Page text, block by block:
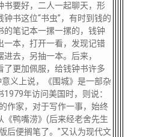
书要好，二人一起聊天，形
书这位“书虫”，有时到钱的
的笔记本一摞一摞的，钱钟
一本，打开一看，发现记错
去，另抽一本。后来，
了更加佩服，给钱钟书许多
义上说，《围城》是一部杂
年访问美国时，则说：
作家，对于写作一事，始终
《鸭嘴涝》(后来经老舍先生
后便搁笔了。”又认为现代文